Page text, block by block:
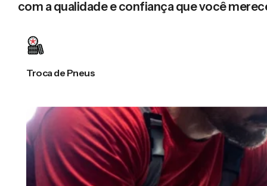
com a qualidade e confiança que você
Troca de Pneus